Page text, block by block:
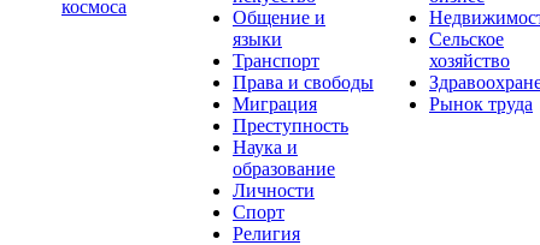
космоса
Общение и
языки
Транспорт
Права и свободы
Миграция
Преступность
Наука и
образование
Личности
Спорт
Религия
Сельское
хозяйство
Рынок труда